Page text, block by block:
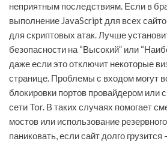
неприятным последствиям. Если в
выполнение JavaScript для всех
для скриптовых атак. Лучше
безопасности на “Высокий” или
даже если это отключит некоторые
странице. Проблемы с входом могут
блокировки портов провайдером или
сети Tor. В таких случаях помогает
мостов или использование
паниковать, если сайт долго